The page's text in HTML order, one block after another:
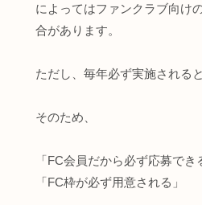
によってはファンクラブ向け
合があります。
ただし、毎年必ず実施される
そのため、
「FC会員だから必ず応募でき
「FC枠が必ず用意される」